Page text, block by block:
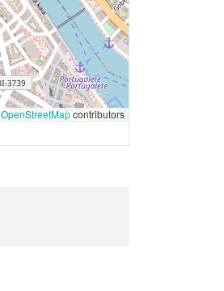
OpenStreetMapcontributors